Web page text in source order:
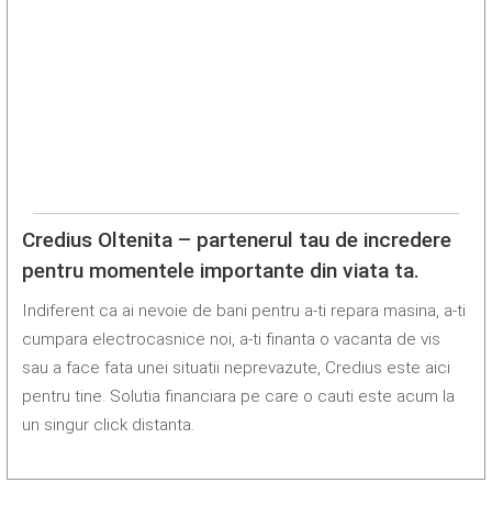
Credius Oltenita – partenerul tau de incredere
pentru momentele importante din viata ta.
Indiferent ca ai nevoie de bani pentru a-ti repara masina, a-ti
cumpara electrocasnice noi, a-ti finanta o vacanta de vis
sau a face fata unei situatii neprevazute, Credius este aici
pentru tine. Solutia financiara pe care o cauti este acum la
un singur click distanta.